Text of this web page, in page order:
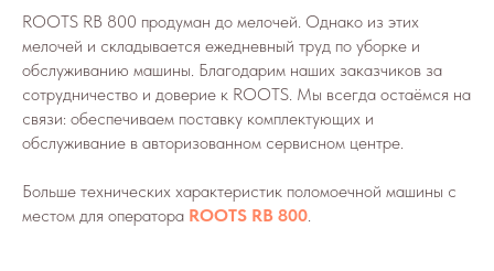
ROOTS RB 800 продуман до мелочей. Однако из этих
мелочей и складывается ежедневный труд по уборке и
обслуживанию машины. Благодарим наших заказчиков за
сотрудничество и доверие к ROOTS. Мы всегда остаёмся на
связи: обеспечиваем поставку комплектующих и
обслуживание в авторизованном сервисном центре.
Больше технических характеристик поломоечной машины с
местом для оператора ROOTS RB 800.